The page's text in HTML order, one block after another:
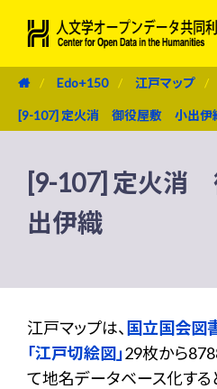
Edo+150 江戸マップ
[9-107] 定火消 御役屋敷 小出伊
[9-107] 定火
出伊織
江戸マップは、 国立国会図
「江戸切絵図」29枚から
て地名データベース化する